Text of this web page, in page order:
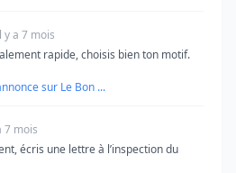
y a 7 mois
rapide, choisis bien ton motif.
sur Le Bon ...
7 mois
écris une lettre à l’inspection du